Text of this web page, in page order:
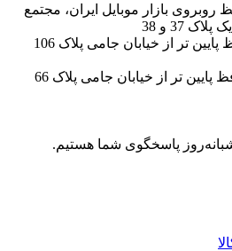
روبروی بازار موبایل ایران، مجتمع
37 و 38
شعبه دو : تهران خیابان حافظ پایین تر از خیابان جامی پلاک 106
شعبه سه : تهران خیابان حافظ پایین تر از خیابان جامی پلاک 66